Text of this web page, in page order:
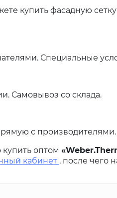
купить фасадную
Специальные
Самовывоз со склада.
с производителями.
оптом
кабинет , после чего